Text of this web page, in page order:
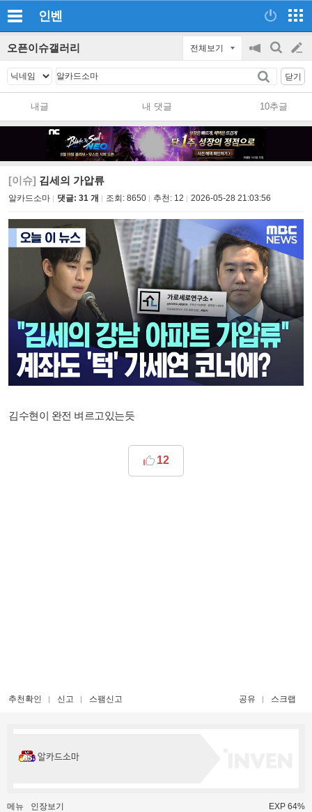
인벤
오픈이슈갤러리 전체보기
공
지
on/off
검
글
쓰
닫기
내글 내 댓글 10추글
[이슈] 김세의 가압류
알카드소마 댓글: 31 개 조회: 8650 추천: 12 2026-05-28 21:03:56
김수현이 완전 벼르고있는듯
12
추천확인 신고 스팸신고 공유 스크랩
알카드소마
메뉴 인장보기 EXP 64%